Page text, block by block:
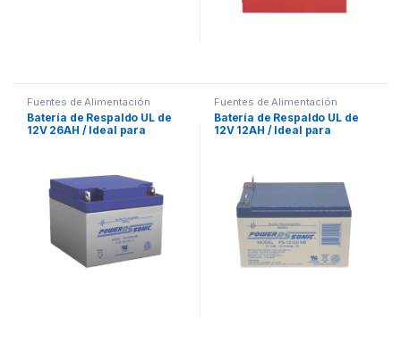
Fuentes de Alimentación
Batería de Respaldo UL de
12V 26AH / Ideal para
Videovigilancia /
Terminales Tipo NB
Fuentes de Alimentación
Batería de Respaldo UL de
12V 12AH / Ideal para
Videovigilancia /
Terminales Tipo NB